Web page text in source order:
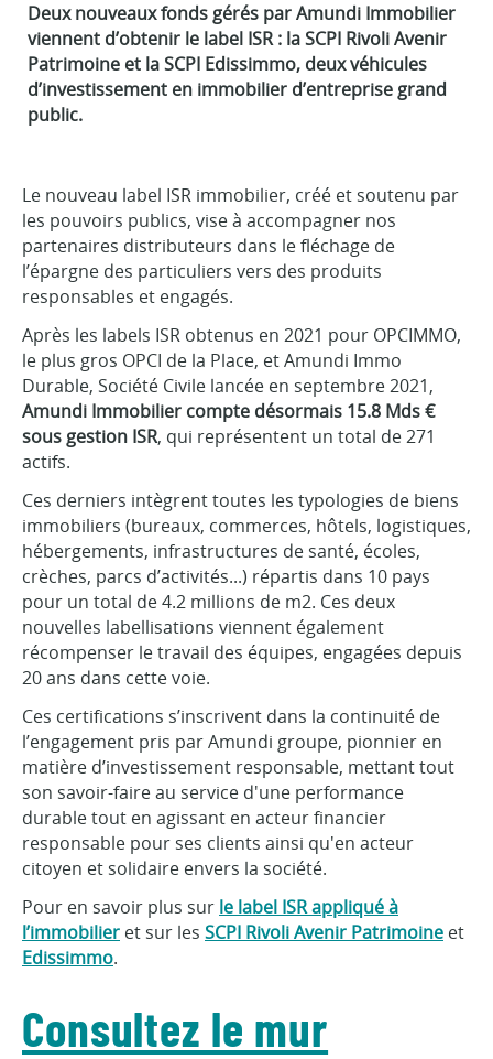
Deux nouveaux fonds gérés par Amundi Immobilier
viennent d’obtenir le label ISR : la SCPI Rivoli Avenir
Patrimoine et la SCPI Edissimmo, deux véhicules
d’investissement en immobilier d’entreprise grand
public.
Le nouveau label ISR immobilier, créé et soutenu par
les pouvoirs publics, vise à accompagner nos
partenaires distributeurs dans le fléchage de
l’épargne des particuliers vers des produits
responsables et engagés.
Après les labels ISR obtenus en 2021 pour OPCIMMO,
le plus gros OPCI de la Place, et Amundi Immo
Durable, Société Civile lancée en septembre 2021,
Amundi Immobilier compte désormais 15.8 Mds €
sous gestion ISR, qui représentent un total de 271
actifs.
Ces derniers intègrent toutes les typologies de biens
immobiliers (bureaux, commerces, hôtels, logistiques,
hébergements, infrastructures de santé, écoles,
crèches, parcs d’activités...) répartis dans 10 pays
pour un total de 4.2 millions de m2. Ces deux
nouvelles labellisations viennent également
récompenser le travail des équipes, engagées depuis
20 ans dans cette voie.
Ces certifications s’inscrivent dans la continuité de
l’engagement pris par Amundi groupe, pionnier en
matière d’investissement responsable, mettant tout
son savoir-faire au service d'une performance
durable tout en agissant en acteur financier
responsable pour ses clients ainsi qu'en acteur
citoyen et solidaire envers la société.
Pour en savoir plus sur le label ISR appliqué à
l’immobilier et sur les SCPI Rivoli Avenir Patrimoine et
Edissimmo.
Consultez le mur